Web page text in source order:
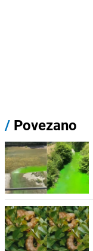
/ Povezano